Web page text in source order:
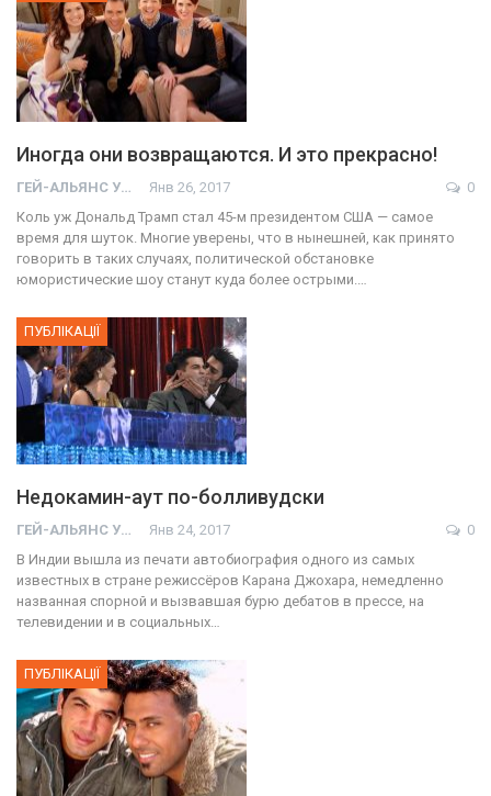
Иногда они возвращаются. И это прекрасно!
ГЕЙ-АЛЬЯНС УКРАИНА Янв 26, 2017
0
Коль уж Дональд Трамп стал 45-м президентом США — самое
время для шуток. Многие уверены, что в нынешней, как принято
говорить в таких случаях, политической обстановке
юмористические шоу станут куда более острыми.…
ПУБЛІКАЦІЇ
Недокамин-аут по-болливудски
ГЕЙ-АЛЬЯНС УКРАИНА Янв 24, 2017
0
В Индии вышла из печати автобиография одного из самых
известных в стране режиссёров Карана Джохара, немедленно
названная спорной и вызвавшая бурю дебатов в прессе, на
телевидении и в социальных…
ПУБЛІКАЦІЇ